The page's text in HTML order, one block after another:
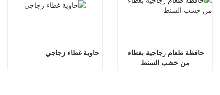
حاوية غطاء زجاجي
من خشب السنط